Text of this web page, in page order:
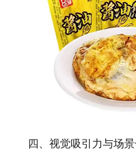
四、视觉吸引力与场景